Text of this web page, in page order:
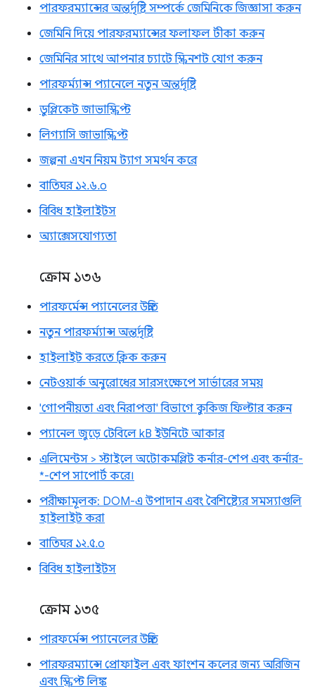
পারফরম্যান্সের অন্তর্দৃষ্টি সম্পর্কে জেমিনিকে জিজ্ঞাসা করুন
জেমিনি দিয়ে পারফরম্যান্সের ফলাফল টীকা করুন
জেমিনির সাথে আপনার চ্যাটে স্ক্রিনশট যোগ করুন
পারফর্ম্যান্স প্যানেলে নতুন অন্তর্দৃষ্টি
ডুপ্লিকেট জাভাস্ক্রিপ্ট
লিগ্যাসি জাভাস্ক্রিপ্ট
জল্পনা এখন নিয়ম ট্যাগ সমর্থন করে
বাতিঘর ১২.৬.০
বিবিধ হাইলাইটস
অ্যাক্সেসযোগ্যতা
ক্রোম ১৩৬
পারফর্মেন্স প্যানেলের উন্নতি
নতুন পারফর্ম্যান্স অন্তর্দৃষ্টি
হাইলাইট করতে ক্লিক করুন
নেটওয়ার্ক অনুরোধের সারসংক্ষেপে সার্ভারের সময়
'গোপনীয়তা এবং নিরাপত্তা' বিভাগে কুকিজ ফিল্টার করুন
প্যানেল জুড়ে টেবিলে kB ইউনিটে আকার
এলিমেন্টস > স্টাইলে অটোকমপ্লিট কর্নার-শেপ এবং কর্নার-
*-শেপ সাপোর্ট করে।
পরীক্ষামূলক: DOM-এ উপাদান এবং বৈশিষ্ট্যের সমস্যাগুলি
হাইলাইট করা
বাতিঘর ১২.৫.০
বিবিধ হাইলাইটস
ক্রোম ১৩৫
পারফর্মেন্স প্যানেলের উন্নতি
পারফরম্যান্সে প্রোফাইল এবং ফাংশন কলের জন্য অরিজিন
এবং স্ক্রিপ্ট লিঙ্ক